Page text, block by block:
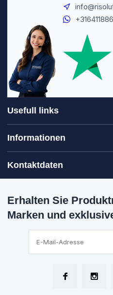
Usefull links
Informationen
Kontaktdaten
Erhalten Sie
Marken und